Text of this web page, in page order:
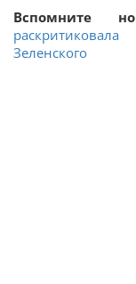
Вспомните
Зеленского